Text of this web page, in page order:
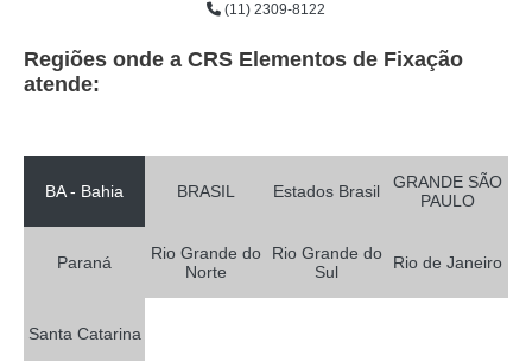
(11) 2309-8122
Regiões onde a CRS Elementos de Fixação
atende:
BA - Bahia BRASIL Estados Brasil
GRANDE SÃO
PAULO
Paraná
Rio Grande do
Norte
Rio Grande do
Sul
Rio de Janeiro
Santa Catarina